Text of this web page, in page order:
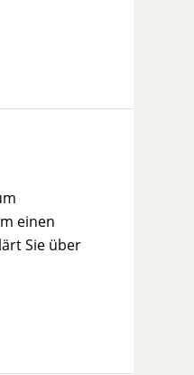
einen
Sie über